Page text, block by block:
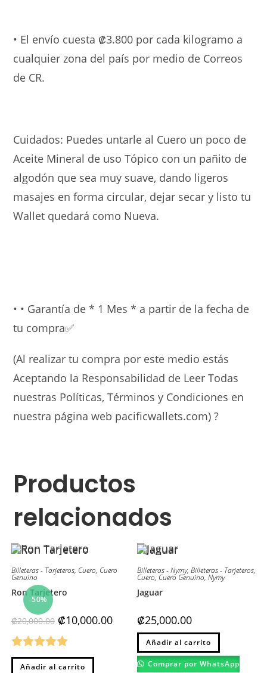
• El envío cuesta ₡3.800 por cada kilogramo a
cualquier zona del país por medio de Correos
de CR.
Cuidados: Puedes untarle al Cuero un poco de
Aceite Mineral de uso Tópico con un pañito de
algodón que sea muy suave, dando ligeros
masajes en forma circular, dejar secar y listo tu
Wallet quedará como Nueva.
• • Garantía de * 1 Mes * a partir de la fecha de
tu compra✅
(Al realizar tu compra por este medio estás
Aceptando la Responsabilidad de Leer Todas
nuestras Políticas, Términos y Condiciones en
nuestra página web pacificwallets.com) ?
Productos
relacionados
-50%
Billeteras - Tarjeteros, Cuero, Cuero
Genuino
Ron Tarjetero
₡20,000.00 El
precio
original
era:
₡10,000.00El
precio
₡10,000.00.
Valorado
Añadir al carrito
Billeteras - Nymy,Billeteras - Tarjeteros,
Cuero, Cuero Genuino,Nymy
Jaguar
₡25,000.00
Añadir al carrito
Este
tiene
múltiples
variantes.
Comprar por WhatsApp